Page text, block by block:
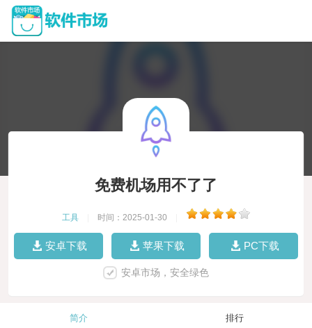
免费机场用不了了
工具 时间：2025-01-30
安卓下载 苹果下载 PC下载
安卓市场，安全绿色
简介 排行